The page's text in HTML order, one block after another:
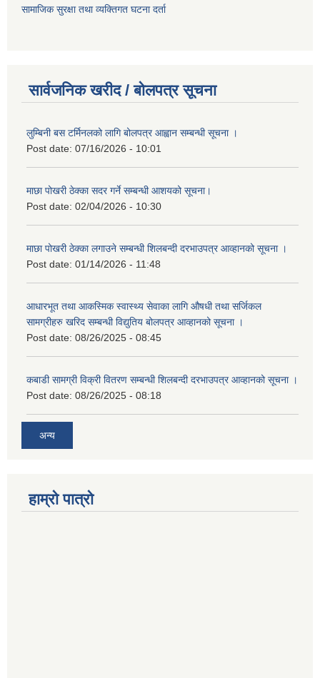
सामाजिक सुरक्षा तथा व्यक्तिगत घटना दर्ता
सार्वजनिक खरीद / बोलपत्र सूचना
लुम्बिनी बस टर्मिनलको लागि बोलपत्र आह्वान सम्बन्धी सूचना ।
Post date: 07/16/2026 - 10:01
माछा पोखरी ठेक्का सदर गर्ने सम्बन्धी आशयको सूचना।
Post date: 02/04/2026 - 10:30
माछा पोखरी ठेक्का लगाउने सम्बन्धी शिलबन्दी दरभाउपत्र आव्हानको सूचना ।
Post date: 01/14/2026 - 11:48
आधारभूत तथा आकस्मिक स्वास्थ्य सेवाका लागि औषधी तथा सर्जिकल
सामग्रीहरु खरिद सम्बन्धी विद्युतिय बोलपत्र आव्हानको सूचना ।
Post date: 08/26/2025 - 08:45
कबाडी सामग्री विक्री वितरण सम्बन्धी शिलबन्दी दरभाउपत्र आव्हानको सूचना ।
Post date: 08/26/2025 - 08:18
अन्य
हाम्रो पात्रो